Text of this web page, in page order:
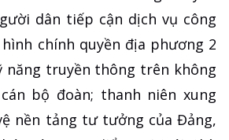
dân tiếp cận dịch vụ công
chính quyền địa phương 2
năng truyền thông trên không
bộ đoàn; thanh niên xung
nền tảng tư tưởng của Đảng,